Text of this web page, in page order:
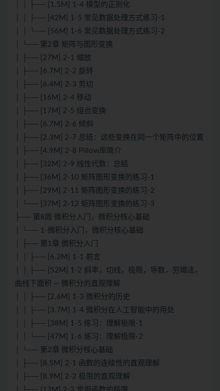
│ │ ├── [1.5M] 1-4 模型的正则化
│ │ ├── [42M] 1-5 常见数据处理方式练习-1
│ │ └── [56M] 1-6 常见数据处理方式练习-2
│ └── 第2章 矩阵与图形变换
│ ├── [27M] 2-1 缩放
│ ├── [6.7M] 2-2 旋转
│ ├── [6.4M] 2-3 剪切
│ ├── [16M] 2-4 移动
│ ├── [17M] 2-5 组合变换
│ ├── [6.7M] 2-6 倾斜
│ ├── [2.3M] 2-7 总结：这些变换在同一个矩阵中的位置
│ ├── [4.9M] 2-8 Pillow库简介
│ ├── [32M] 2-9 线性代数：总结
│ ├── [36M] 2-10 矩阵图形变换的练习-1
│ ├── [29M] 2-11 矩阵图形变换的练习-2
│ └── [37M] 2-12 矩阵图形变换的练习-3
├── 第8周 微积分入门，微积分核心基础
│ └── 1-微积分入门，微积分核心基础
│ ├── 第1章 微积分入门
│ │ ├── [6.2M] 1-1 前言
│ │ ├── [52M] 1-2 斜率，切线，极限，导数，穷竭法，
曲线下面积 — 微积分的直观理解
│ │ ├── [2.6M] 1-3 微积分的历史
│ │ ├── [3.7M] 1-4 微积分在人工智能中的用处
│ │ ├── [38M] 1-5 练习：理解极限-1
│ │ └── [47M] 1-6 练习：理解极限-2
│ └── 第2章 微积分核心基础
│ ├── [8.5M] 2-1 函数的连续性的直观理解
│ ├── [8.9M] 2-2 极限的直观理解